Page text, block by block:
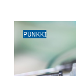
PUNKKI